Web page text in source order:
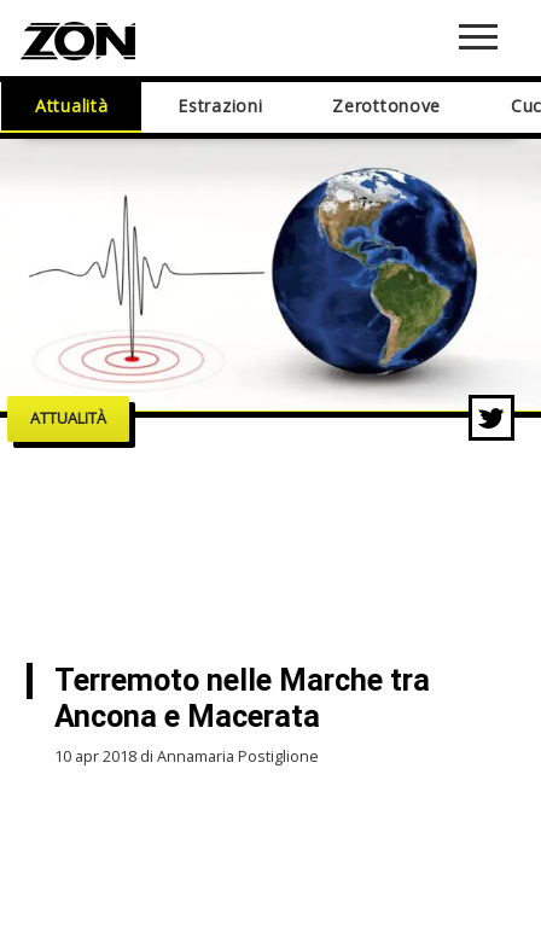
Attualità Estrazioni Zerottonove
ATTUALITÀ
Terremoto nelle Marche tra
Ancona e Macerata
10 apr 2018 di Annamaria Postiglione